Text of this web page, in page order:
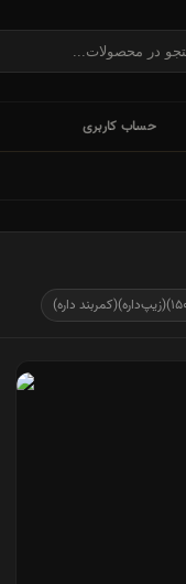
حساب کاربری